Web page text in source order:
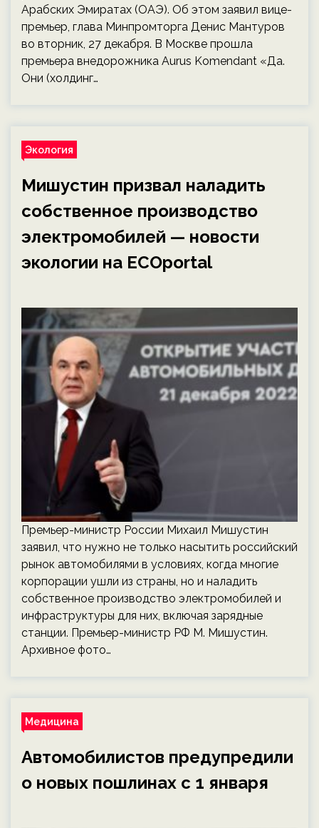
Арабских Эмиратах (ОАЭ). Об этом заявил вице-
премьер, глава Минпромторга Денис Мантуров
во вторник, 27 декабря. В Москве прошла
премьера внедорожника Aurus Komendant «Да.
Они (холдинг…
Экология
Мишустин призвал наладить
собственное производство
электромобилей — новости
экологии на ECOportal
Премьер-министр России Михаил Мишустин
заявил, что нужно не только насытить российский
рынок автомобилями в условиях, когда многие
корпорации ушли из страны, но и наладить
собственное производство электромобилей и
инфраструктуры для них, включая зарядные
станции. Премьер-министр РФ М. Мишустин.
Архивное фото…
Медицина
Автомобилистов предупредили
о новых пошлинах с 1 января